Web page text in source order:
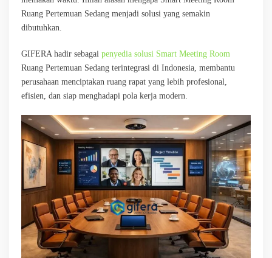
Ruang Pertemuan Sedang menjadi solusi yang semakin
dibutuhkan.
GIFERA hadir sebagai penyedia solusi Smart Meeting Room
Ruang Pertemuan Sedang terintegrasi di Indonesia, membantu
perusahaan menciptakan ruang rapat yang lebih profesional,
efisien, dan siap menghadapi pola kerja modern.